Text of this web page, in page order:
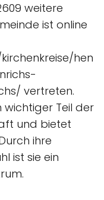
weitere
ist online
hen
vertreten.
wichtiger Teil der
und bietet
ihre
ist sie ein